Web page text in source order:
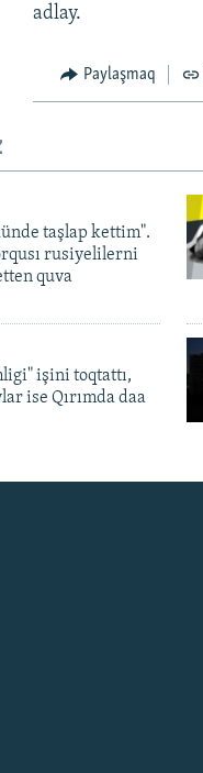
adlay.
Paylaşmaq
taşlap kettim".
rusiyelilerni
quva
işini toqtattı,
ise Qırımda daa